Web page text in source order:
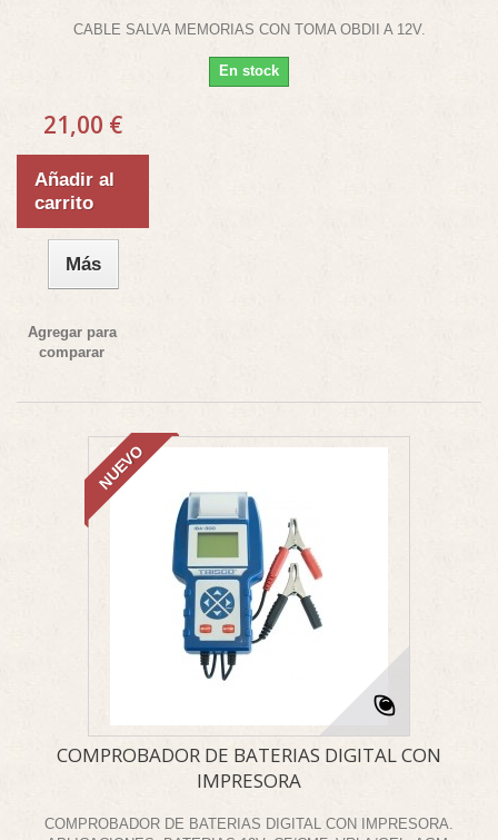
CABLE SALVA MEMORIAS CON TOMA OBDII A 12V.
En stock
21,00 €
Añadir al
carrito
Más
Agregar para
comparar
NUEVO
COMPROBADOR DE BATERIAS DIGITAL CON
IMPRESORA
COMPROBADOR DE BATERIAS DIGITAL CON IMPRESORA.